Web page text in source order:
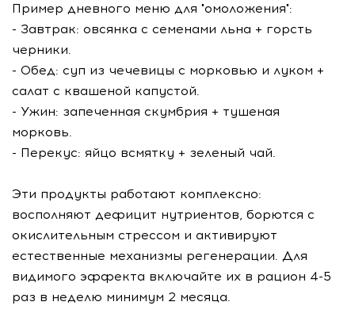
Пример дневного меню для "омоложения":
- Завтрак: овсянка с семенами льна + горсть
черники.
- Обед: суп из чечевицы с морковью и луком +
салат с квашеной капустой.
- Ужин: запеченная скумбрия + тушеная
морковь.
- Перекус: яйцо всмятку + зеленый чай.
Эти продукты работают комплексно:
восполняют дефицит нутриентов, борются с
окислительным стрессом и активируют
естественные механизмы регенерации. Для
видимого эффекта включайте их в рацион 4-5
раз в неделю минимум 2 месяца.